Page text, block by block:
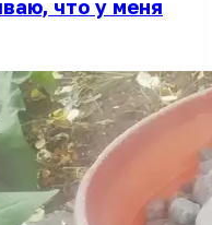
что у меня